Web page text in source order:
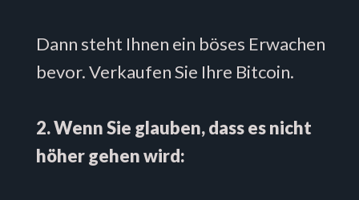
Dann steht Ihnen ein böses Erwachen
bevor. Verkaufen Sie Ihre Bitcoin.
2. Wenn Sie glauben, dass es nicht
höher gehen wird: